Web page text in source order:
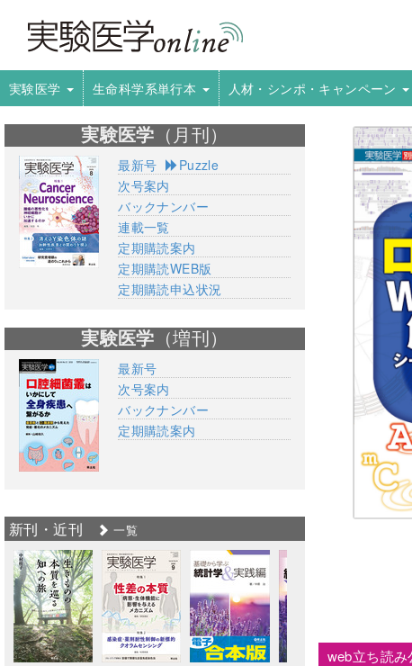
実験医学 生命科学系単行本 人材・シンポ・キャンペーン
web立ち読み
実験医学 （月刊）
最新号
Puzzle
次号案内
バックナンバー
連載一覧
定期購読案内
定期購読WEB版
定期購読申込状況
実験医学 （増刊）
最新号
次号案内
バックナンバー
定期購読案内
新刊・近刊 一覧